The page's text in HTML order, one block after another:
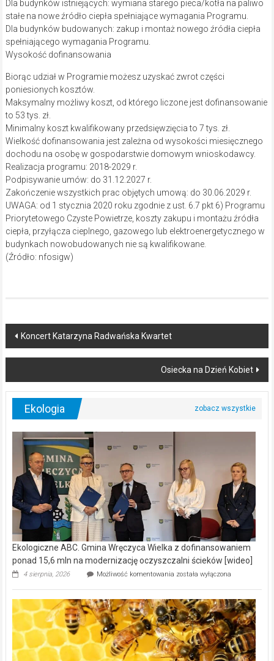
Dla budynków istniejących: wymiana starego pieca/kotła na paliwo
stałe na nowe źródło ciepła spełniające wymagania Programu.
Dla budynków budowanych: zakup i montaż nowego źródła ciepła
spełniającego wymagania Programu.
Wysokość dofinansowania
Biorąc udział w Programie możesz uzyskać zwrot części
poniesionych kosztów.
Maksymalny możliwy koszt, od którego liczone jest dofinansowanie
to 53 tys. zł.
Minimalny koszt kwalifikowany przedsięwzięcia to 7 tys. zł.
Wielkość dofinansowania jest zależna od wysokości miesięcznego
dochodu na osobę w gospodarstwie domowym wnioskodawcy.
Realizacja programu: 2018-2029 r.
Podpisywanie umów: do 31.12.2027 r.
Zakończenie wszystkich prac objętych umową: do 30.06.2029 r.
UWAGA: od 1 stycznia 2020 roku zgodnie z ust. 6.7 pkt 6) Programu
Priorytetowego Czyste Powietrze, koszty zakupu i montażu źródła
ciepła, przyłącza cieplnego, gazowego lub elektroenergetycznego w
budynkach nowobudowanych nie są kwalifikowane.
(Źródło: nfosigw)
Post
navigation
Koncert Katarzyna Radwańska Kwartet
Osiecka na Dzień Kobiet
Ekologia
Ekologiczne ABC. Gmina Wręczyca Wielka z dofinansowaniem
ponad 15,6 mln na modernizację oczyszczalni ścieków [wideo]
4 sierpnia, 2026 Możliwość komentowania Ekologiczne
Wręczyca
Wielka
z
dofinansowaniem
ponad
15,6
została wyłączona